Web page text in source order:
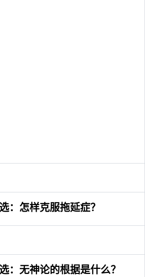
：怎样克服拖延症？
：无神论的根据是什么？